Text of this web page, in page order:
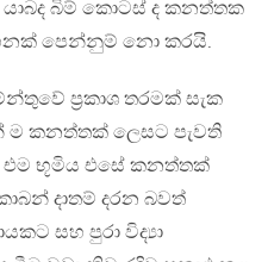
බිම් කොටස් ද කනත්තක
පෙන්නුම් නො කරයි.
ප‍්‍රකාශ තරමක් සැක
ම කනත්තක් ලෙසට පැවති
භූමිය එසේ කනත්තක්
දාතම් දරන බවත්
සහ පුරා විද්‍යා